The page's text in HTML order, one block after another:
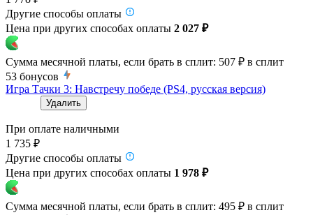
Другие способы оплаты
Цена при других способах оплаты 2 027 ₽
Сумма месячной платы, если брать в сплит: 507 ₽ в сплит
53 бонусов
Игра Тачки 3: Навстречу победе (PS4, русская версия)
Удалить
При оплате наличными
1 735 ₽
Другие способы оплаты
Цена при других способах оплаты 1 978 ₽
Сумма месячной платы, если брать в сплит: 495 ₽ в сплит